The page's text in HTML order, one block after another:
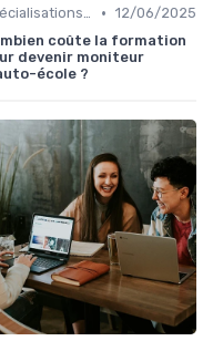
Spécialisations sectorielles • 12/06/2025
coûte la formation
devenir moniteur
école ?